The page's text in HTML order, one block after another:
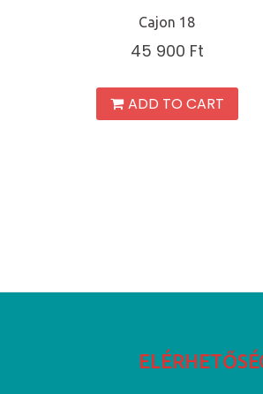
Cajon 18
45 900 Ft
ADD TO CART